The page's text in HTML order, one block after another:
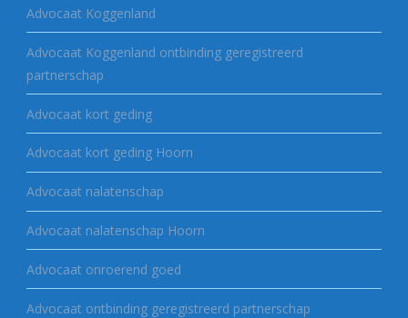
Advocaat Koggenland
Advocaat Koggenland ontbinding geregistreerd
partnerschap
Advocaat kort geding
Advocaat kort geding Hoorn
Advocaat nalatenschap
Advocaat nalatenschap Hoorn
Advocaat onroerend goed
Advocaat ontbinding geregistreerd partnerschap